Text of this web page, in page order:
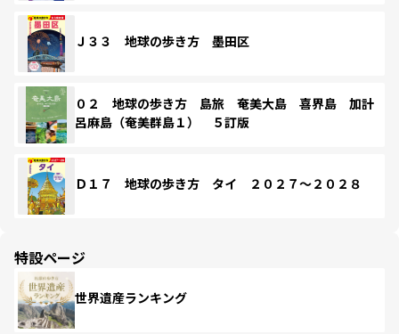
Ｊ３３ 地球の歩き方 墨田区
０２ 地球の歩き方 島旅 奄美大島 喜界島 加計
呂麻島（奄美群島１） ５訂版
Ｄ１７ 地球の歩き方 タイ ２０２７～２０２８
特設ページ
世界遺産ランキング